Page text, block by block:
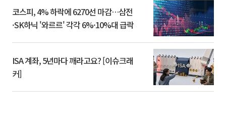
코스피, 4% 하락에 6270선 마감…삼전
·SK하닉 '와르르' 각각 6%·10%대 급락
ISA 계좌, 5년마다 깨라고요? [이슈크래
커]